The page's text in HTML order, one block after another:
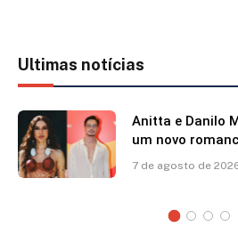
Ultimas notícias
Anitta e Danilo
um novo
7 de agosto de